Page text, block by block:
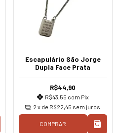
Escapulário São Jorge
Dupla Face Prata
R$44,90
R$43,55 com Pix
2 x de R$22,45 sem juros
COMPRAR